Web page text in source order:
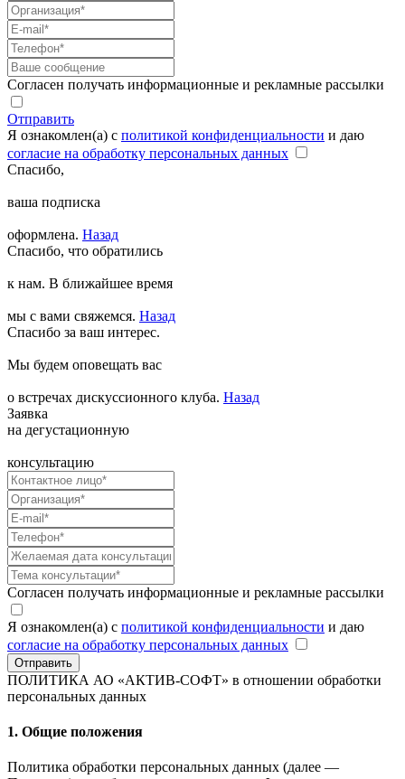
Согласен получать информационные и рекламные рассылки
Отправить
Я ознакомлен(а) с политикой конфиденциальности и даю
согласие на обработку персональных данных
Спасибо,
ваша подписка
оформлена. Назад
Спасибо, что обратились
к нам. В ближайшее время
мы с вами свяжемся. Назад
Спасибо за ваш интерес.
Мы будем оповещать вас
о встречах дискуссионного клуба. Назад
Заявка
на дегустационную
консультацию
Согласен получать информационные и рекламные рассылки
Я ознакомлен(а) с политикой конфиденциальности и даю
согласие на обработку персональных данных
Отправить
ПОЛИТИКА АО «АКТИВ-СОФТ» в отношении обработки
персональных данных
1. Общие положения
Политика обработки персональных данных (далее —